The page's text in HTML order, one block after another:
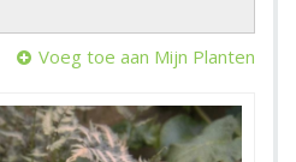
Voeg toe aan Mijn Planten